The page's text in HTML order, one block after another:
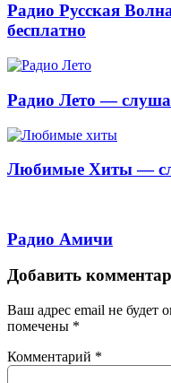
Радио Русская
бесплатно
Радио Лето —
Любимые Хиты —
Радио Амичи
Добавить
Ваш адрес email не будет
помечены *
Комментарий *